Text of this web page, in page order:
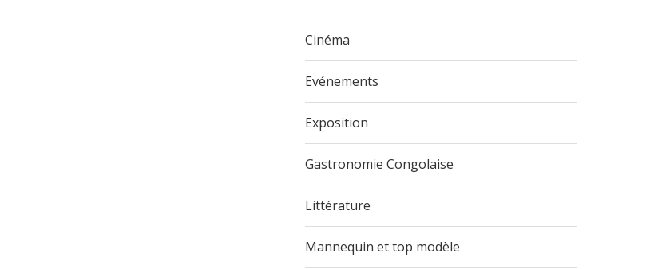
Cinéma
Evénements
Exposition
Gastronomie Congolaise
Littérature
Mannequin et top modèle